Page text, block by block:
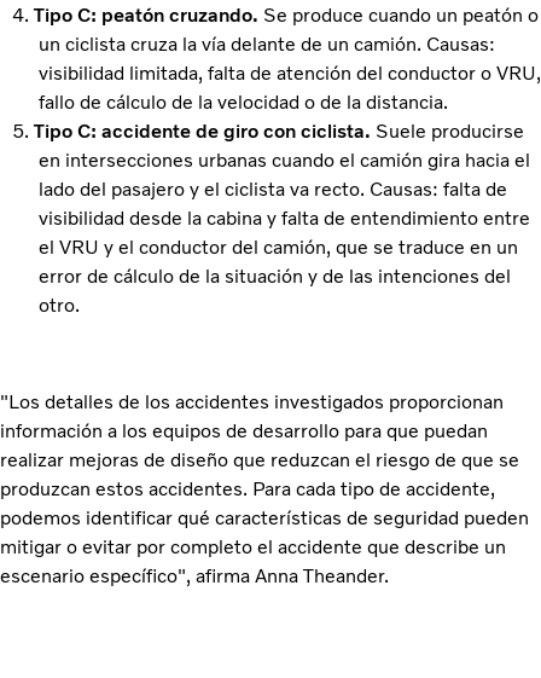
Tipo C: peatón cruzando. Se produce cuando un peatón o
un ciclista cruza la vía delante de un camión. Causas:
visibilidad limitada, falta de atención del conductor o VRU,
fallo de cálculo de la velocidad o de la distancia.
Tipo C: accidente de giro con ciclista. Suele producirse
en intersecciones urbanas cuando el camión gira hacia el
lado del pasajero y el ciclista va recto. Causas: falta de
visibilidad desde la cabina y falta de entendimiento entre
el VRU y el conductor del camión, que se traduce en un
error de cálculo de la situación y de las intenciones del
otro.
"Los detalles de los accidentes investigados proporcionan
información a los equipos de desarrollo para que puedan
realizar mejoras de diseño que reduzcan el riesgo de que se
produzcan estos accidentes. Para cada tipo de accidente,
podemos identificar qué características de seguridad pueden
mitigar o evitar por completo el accidente que describe un
escenario específico", afirma Anna Theander.